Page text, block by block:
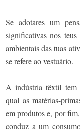
Se adotares um
significativas nos
ambientais das tuas
se refere ao vestuário.
A indústria têxtil tem
qual as matérias-
em produtos e, por
conduz a um